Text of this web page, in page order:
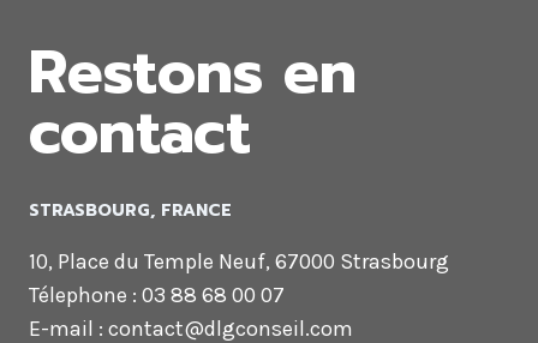
Restons en
contact
STRASBOURG, FRANCE
10, Place du Temple Neuf, 67000 Strasbourg
Télephone : 03 88 68 00 07
E-mail : contact@dlgconseil.com